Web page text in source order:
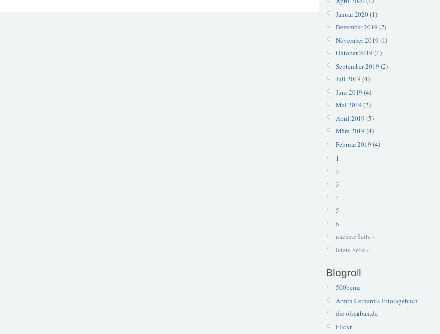
Januar 2020(1)
Dezember 2019 (2)
November 2019 (1)
Oktober 2019 (1)
September 2019 (2)
Juli 2019 (4)
Juni 2019 (4)
Mai 2019 (2)
April 2019 (5)
März 2019 (4)
Februar 2019 (4)
1
2
3
4
5
6
nächste Seite ›
letzte Seite »
Blogroll
500beine
Armin Gerhardts Fototagebuch
die olsenban.de
Flickr